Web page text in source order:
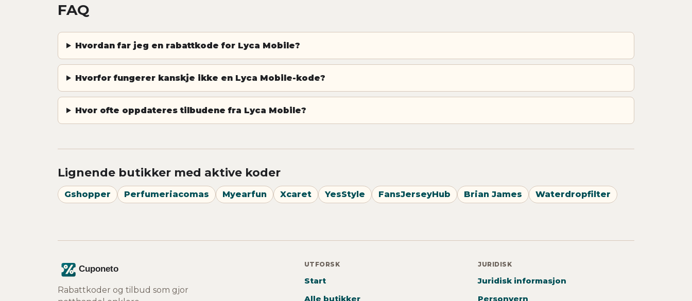
FAQ
Hvordan far jeg en rabattkode for Lyca Mobile?
Hvorfor fungerer kanskje ikke en Lyca Mobile-kode?
Hvor ofte oppdateres tilbudene fra Lyca Mobile?
Lignende butikker med aktive koder
Gshopper Perfumeriacomas Myearfun Xcaret YesStyle FansJerseyHub Brian James Waterdropfilter
Rabattkoder og tilbud som gjor
UTFORSK
Start
Alle butikker
JURIDISK
Juridisk informasjon
Personvern